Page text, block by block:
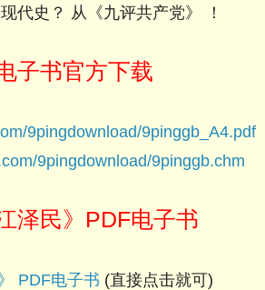
代史？ 从《九评共产党》 ！
子书官方下载
9pingdownload/9pinggb_A4.pdf
9pingdownload/9pinggb.chm
泽民》PDF电子书
PDF电子书 (直接点击就可)